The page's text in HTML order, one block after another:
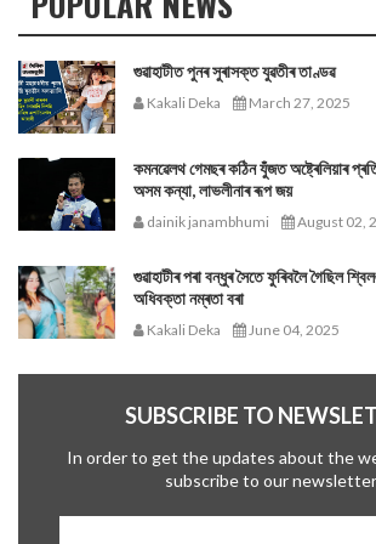
গুৱাহাটীত পুনৰ সুৰাসক্ত যুৱতীৰ তাণ্ডৱ
Kakali Deka March 27, 2025
কমনৱেলথ গেমছৰ কঠিন যুঁজত অষ্ট্ৰেলিয়াৰ
অসম কন্যা, লাভলীনাৰ ৰূপ জয়
dainik janambhumi August 02,
গুৱাহাটীৰ পৰা বন্ধুৰ সৈতে ফুৰিবলৈ গৈছিল
অধিবক্তা নম্ৰতা বৰা
Kakali Deka June 04, 2025
SUBSCRIBE TO
In order to get the updates about the
subscribe to our